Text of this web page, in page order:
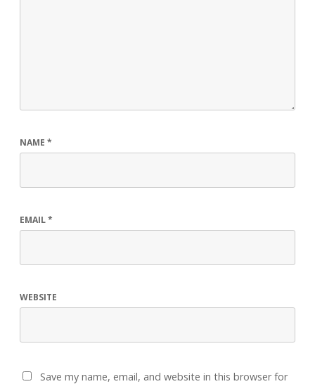
NAME *
EMAIL*
WEBSITE
Save my name, email, and website in this browser for